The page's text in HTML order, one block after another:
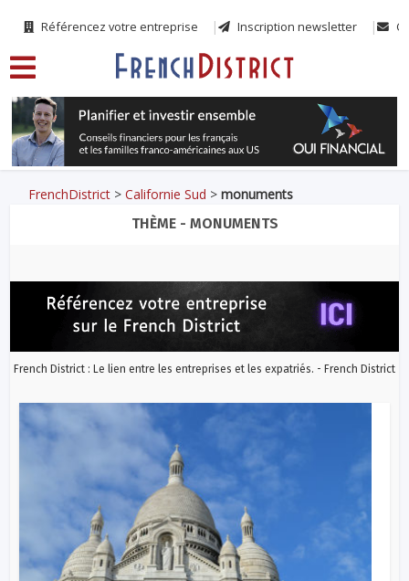
Référencez votre entreprise Inscription newsletter
FrenchDistrict >Californie Sud >monuments
THÈME - MONUMENTS
French District : Le lien entre les entreprises et les expatriés. - French District